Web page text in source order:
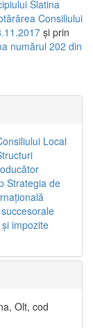
Slatina
Consiliului
și prin
numărul 202 din
Local
Strategia de
impozite
Olt, cod